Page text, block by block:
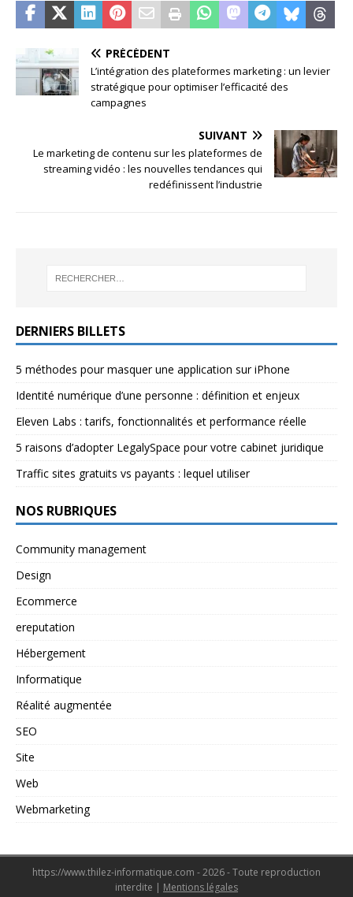
PRÉCÉDENT
L’intégration des plateformes marketing : un levier
stratégique pour optimiser l’efficacité des
campagnes
SUIVANT
Le marketing de contenu sur les plateformes de
streaming vidéo : les nouvelles tendances qui
redéfinissent l’industrie
DERNIERS BILLETS
5 méthodes pour masquer une application sur iPhone
Identité numérique d’une personne : définition et enjeux
Eleven Labs : tarifs, fonctionnalités et performance réelle
5 raisons d’adopter LegalySpace pour votre cabinet juridique
Traffic sites gratuits vs payants : lequel utiliser
NOS RUBRIQUES
Community management
Design
Ecommerce
ereputation
Hébergement
Informatique
Réalité augmentée
SEO
Site
Web
Webmarketing
https://www.thilez-informatique.com - 2026 - Toute reproduction
interdite | Mentions légales